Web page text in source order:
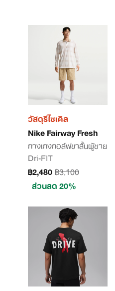
วัสดุรีไซเคิล
Nike Fairway Fresh
กางเกงกอล์ฟขาสั้นผู้ชาย
Dri-FIT
฿2,480฿3,100
ส่วนลด 20%